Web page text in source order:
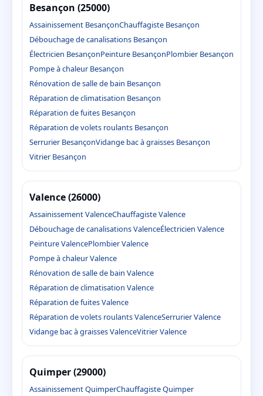
Besançon (25000)
Assainissement BesançonChauffagiste Besançon
Débouchage de canalisations Besançon
Électricien BesançonPeinture BesançonPlombier Besançon
Pompe à chaleur Besançon
Rénovation de salle de bain Besançon
Réparation de climatisation Besançon
Réparation de fuites Besançon
Réparation de volets roulants Besançon
Serrurier BesançonVidange bac à graisses Besançon
Vitrier Besançon
Valence (26000)
Assainissement ValenceChauffagiste Valence
Débouchage de canalisations ValenceÉlectricien Valence
Peinture ValencePlombier Valence
Pompe à chaleur Valence
Rénovation de salle de bain Valence
Réparation de climatisation Valence
Réparation de fuites Valence
Réparation de volets roulants ValenceSerrurier Valence
Vidange bac à graisses ValenceVitrier Valence
Quimper (29000)
Assainissement QuimperChauffagiste Quimper